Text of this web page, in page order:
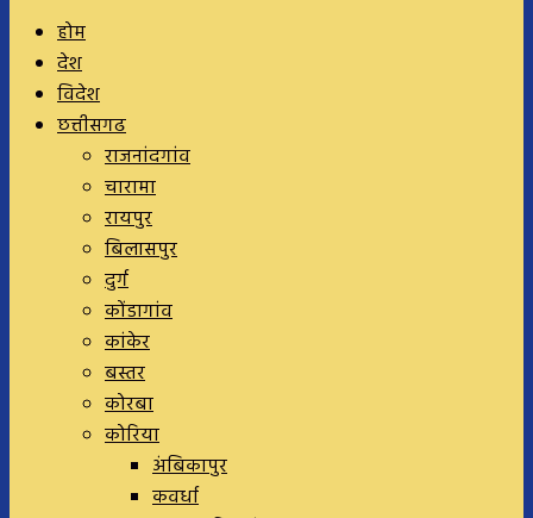
होम
देश
विदेश
छत्तीसगढ
राजनांदगांव
चारामा
रायपुर
बिलासपुर
दुर्ग
कोंडागांव
कांकेर
बस्तर
कोरबा
कोरिया
अंबिकापुर
कवर्धा